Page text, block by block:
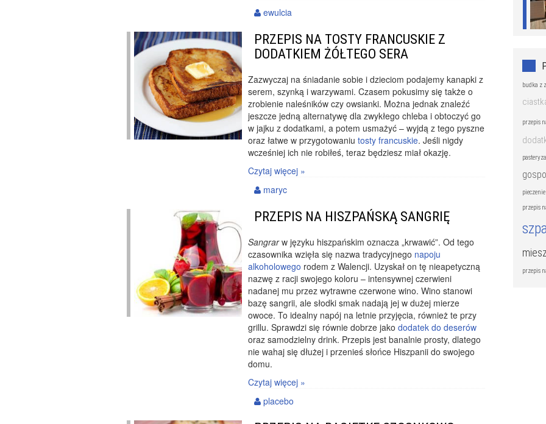
ewulcia
PRZEPIS NA TOSTY FRANCUSKIE Z
DODATKIEM ŻÓŁTEGO SERA
Zazwyczaj na śniadanie sobie i dzieciom podajemy kanapki z
serem, szynką i warzywami. Czasem pokusimy się także o
zrobienie naleśników czy owsianki. Można jednak znaleźć
jeszcze jedną alternatywę dla zwykłego chleba i obtoczyć go
w jajku z dodatkami, a potem usmażyć – wyjdą z tego pyszne
oraz łatwe w przygotowaniutosty francuskie. Jeśli nigdy
wcześniej ich nie robiłeś, teraz będziesz miał okazję.
Czytaj więcej »
maryc
PRZEPIS NA HISZPAŃSKĄ SANGRIĘ
Sangrarw języku hiszpańskim oznacza „krwawić”. Od tego
czasownika wzięła się nazwa tradycyjnego napoju
alkoholowego rodem z Walencji. Uzyskał on tę nieapetyczną
nazwę z racji swojego koloru – intensywnej czerwieni
nadanej mu przez wytrawne czerwone wino. Wino stanowi
bazę sangrii, ale słodki smak nadają jej w dużej mierze
owoce. To idealny napój na letnie przyjęcia, również te przy
grillu. Sprawdzi się równie dobrze jakododatek do deserów
oraz samodzielny drink. Przepis jest banalnie prosty, dlatego
nie wahaj się dłużej i przenieś słońce Hiszpanii do swojego
domu.
Czytaj więcej »
placebo
budka z
przepis
przepis
przepis